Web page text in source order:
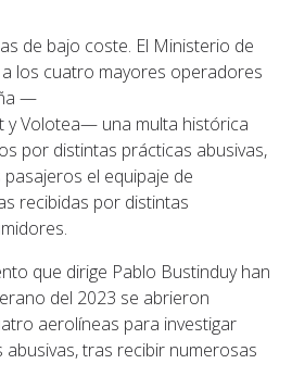
de bajo coste. El Ministerio de
los cuatro mayores operadores
—
y Volotea— una multa histórica
por distintas prácticas abusivas,
el equipaje de
recibidas por distintas
que dirige Pablo Bustinduy han
del 2023 se abrieron
aerolíneas para investigar
tras recibir numerosas